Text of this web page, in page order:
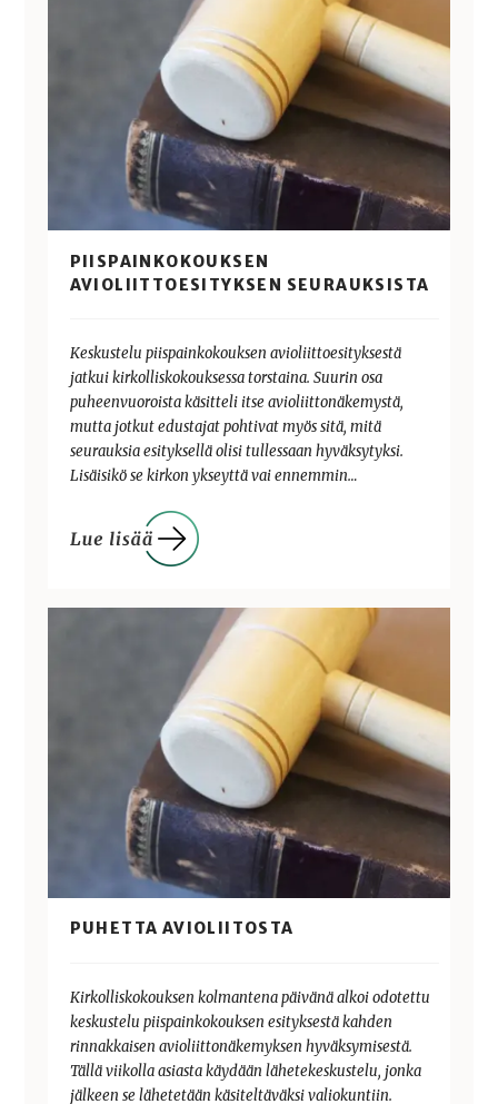
PIISPAINKOKOUKSEN
AVIOLIITTOESITYKSEN SEURAUKSISTA
Keskustelu piispainkokouksen avioliittoesityksestä
jatkui kirkolliskokouksessa torstaina. Suurin osa
puheenvuoroista käsitteli itse avioliittonäkemystä,
mutta jotkut edustajat pohtivat myös sitä, mitä
seurauksia esityksellä olisi tullessaan hyväksytyksi.
Lisäisikö se kirkon ykseyttä vai ennemmin…
PUHETTA AVIOLIITOSTA
Kirkolliskokouksen kolmantena päivänä alkoi odotettu
keskustelu piispainkokouksen esityksestä kahden
rinnakkaisen avioliittonäkemyksen hyväksymisestä.
Tällä viikolla asiasta käydään lähetekeskustelu, jonka
jälkeen se lähetetään käsiteltäväksi valiokuntiin.